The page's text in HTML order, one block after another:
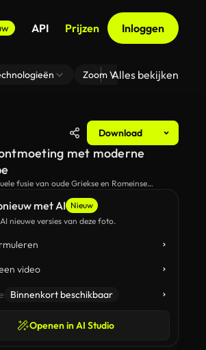
API Prijzen Inloggen
Zoom Virtuele
Alles bekijken
Download
met AI Nieuw
nieuwe versies van deze foto.
video
Binnenkort beschikbaar
Openen in AI Studio
met moderne
fusie van oude Griekse en Romeinse